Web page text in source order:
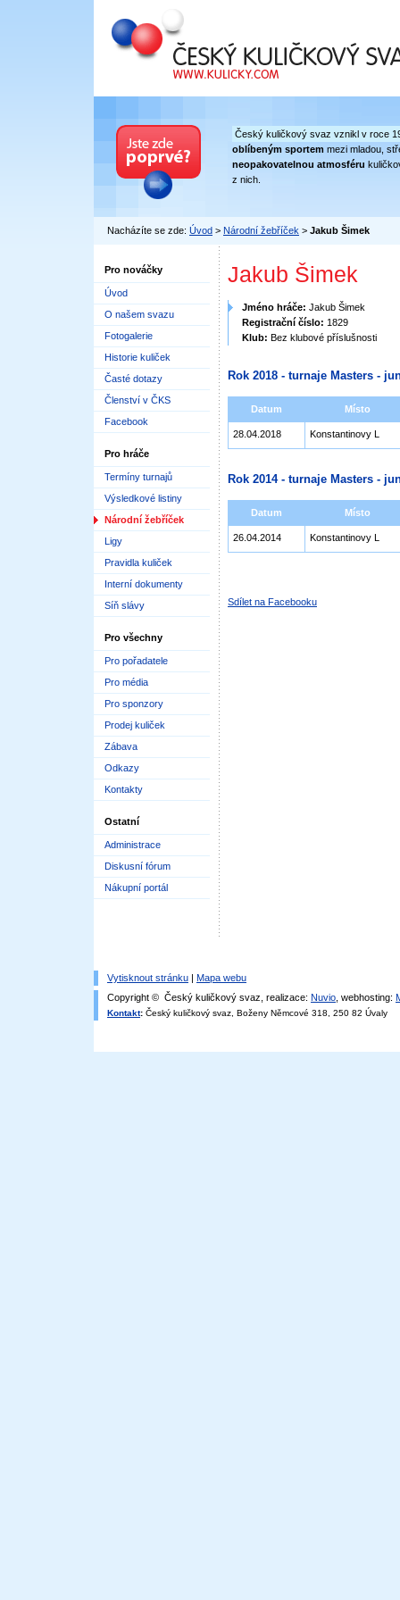
Český kuličkový svaz
Český kuličkový svaz vznikl v roce
oblíbeným sportem mezi mladou,
neopakovatelnou atmosféru
z nich.
Nacházíte se zde: Úvod > Národní žebříček > Jakub Šimek
Pro nováčky
Úvod
O našem svazu
Fotogalerie
Historie kuliček
Časté dotazy
Členství v ČKS
Facebook
Pro hráče
Termíny turnajů
Výsledkové listiny
Národní žebříček
Ligy
Pravidla kuliček
Interní dokumenty
Síň slávy
Pro všechny
Pro pořadatele
Pro média
Pro sponzory
Prodej kuliček
Zábava
Odkazy
Kontakty
Ostatní
Administrace
Diskusní fórum
Nákupní portál
Jakub Šimek
Jméno hráče: Jakub Šimek
Registrační číslo: 1829
Klub: Bez klubové příslušnosti
Rok 2018 - turnaje Masters -
Datum Místo
28.04.2018 Konstantinovy L
Rok 2014 - turnaje Masters -
Datum Místo
26.04.2014 Konstantinovy L
Sdílet na Facebooku
Vytisknout stránku | Mapa webu
Copyright © Český kuličkový svaz, realizace: Nuvio , webhosting:
Kontakt: Český kuličkový svaz, Boženy Němcové 318, 250 82 Úvaly